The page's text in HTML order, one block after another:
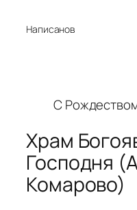
Написанов
С
Храм
Господня
Комарово)